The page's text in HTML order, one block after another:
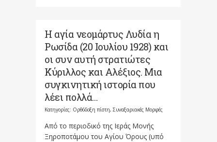
Η αγία νεομάρτυς Λυδία η
Ρωσίδα (20 Ιουλίου 1928) και
οι συν αυτή στρατιώτες
Κύριλλος και Αλέξιος. Μια
συγκινητική ιστορία που
λέει πολλά…
Κατηγορίες: Ορθόδοξη πίστη, Συναξαριακές Μορφές
Από το περιοδικό της Ιεράς Μονής
Ξηροποτάμου του Αγίου Όρους (υπό